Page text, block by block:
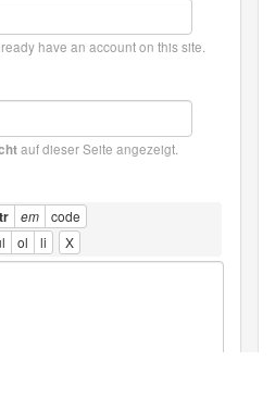
have an account on this site.
auf dieser Seite angezeigt.